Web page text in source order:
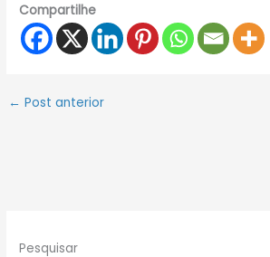
Compartilhe
← Post anterior
Pesquisar